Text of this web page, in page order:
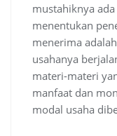
mustahiknya
menentukan
menerima
usahanya
materi-materi
manfaat dan
modal usaha